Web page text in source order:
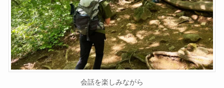
会話を楽しみながら